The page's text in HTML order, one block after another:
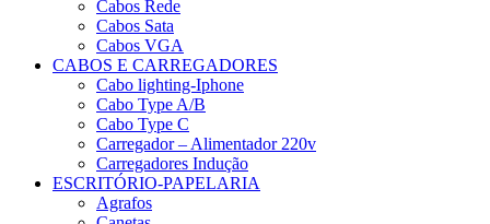
Cabos Rede
Cabos Sata
Cabos VGA
CABOS E CARREGADORES
Cabo lighting-Iphone
Cabo Type A/B
Cabo Type C
Carregador – Alimentador 220v
Carregadores Indução
ESCRITÓRIO-PAPELARIA
Agrafos